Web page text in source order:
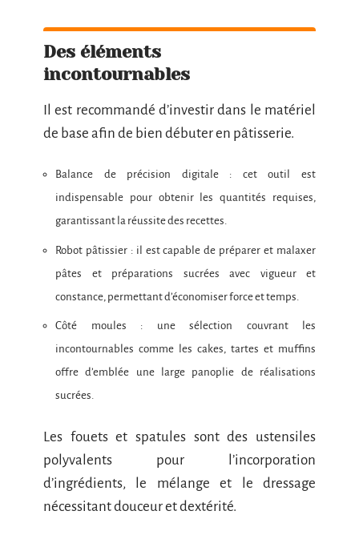
Des éléments
incontournables
Il est recommandé d’investir dans le matériel
de base afin de bien débuter en pâtisserie.
Balance de précision digitale : cet outil est
indispensable pour obtenir les quantités requises,
garantissant la réussite des recettes.
Robot pâtissier : il est capable de préparer et malaxer
pâtes et préparations sucrées avec vigueur et
constance, permettant d’économiser force et temps.
Côté moules : une sélection couvrant les
incontournables comme les cakes, tartes et muffins
offre d’emblée une large panoplie de réalisations
sucrées.
Les fouets et spatules sont des ustensiles
polyvalents pour l’incorporation
d’ingrédients, le mélange et le dressage
nécessitant douceur et dextérité.